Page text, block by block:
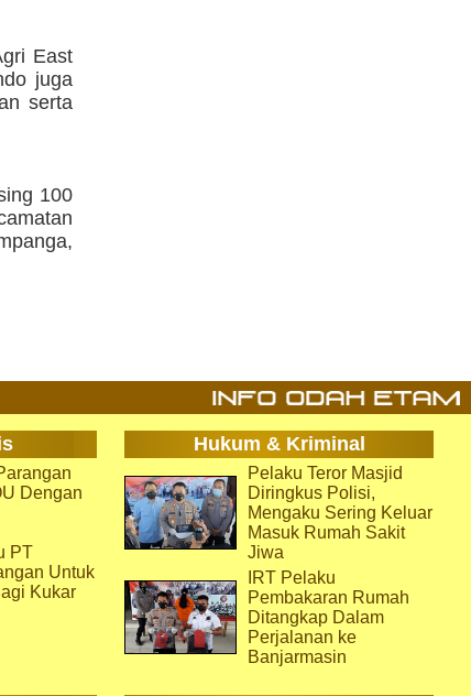
East
juga
serta
100
Hukum & Kriminal
Dengan
PT
Untuk
Kukar
Pelaku Teror Masjid
Diringkus Polisi,
Mengaku Sering Keluar
Masuk Rumah Sakit
Jiwa
IRT Pelaku
Pembakaran Rumah
Ditangkap Dalam
Perjalanan ke
Banjarmasin